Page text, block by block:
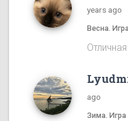
years ago
Весна.
Отличная
ago
Зима. Игра